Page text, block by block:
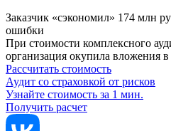
Заказчик «сэкономил» 174 млн
ошибки
При стоимости комплексного
организация окупила вложения в
Рассчитать стоимость
Аудит со страховкой от рисков
Узнайте стоимость за 1 мин.
Получить расчет